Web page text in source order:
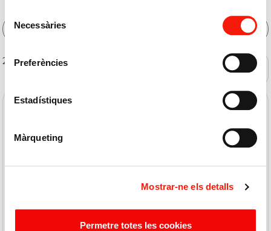
Necessàries
Preferències
Estadístiques
Màrqueting
Mostrar-ne els detalls
Permetre totes les cookies
2 de 2 productos
Ofertas
Espumoso Rosado 0.0
PERELADA
Vino Espumoso Bravant
Brut 75cl